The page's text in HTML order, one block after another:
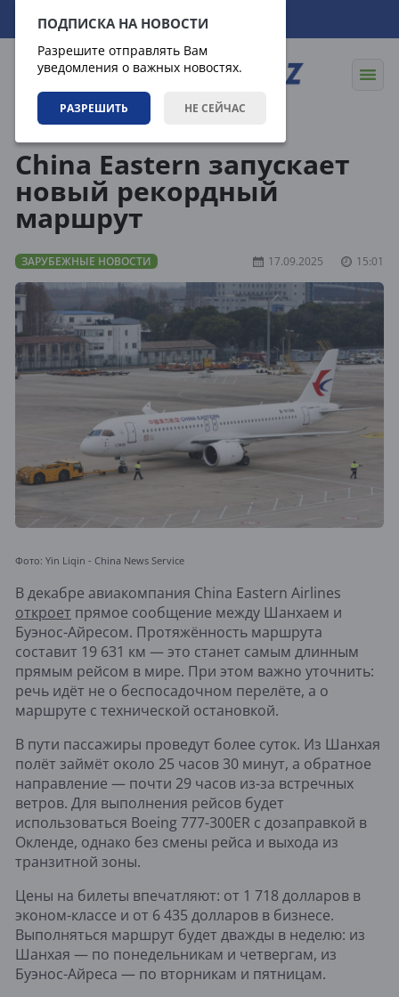
ПОДПИСКА НА НОВОСТИ
Разрешите отправлять Вам
уведомления о важных новостях.
РАЗРЕШИТЬ НЕ СЕЙЧАС
09.08.2026 08:42:05
China Eastern запускает
новый рекордный
маршрут
ЗАРУБЕЖНЫЕ НОВОСТИ 17.09.2025 15:01
Фото: Yin Liqin - China News Service
В декабре авиакомпания China Eastern Airlines
откроет прямое сообщение между Шанхаем и
Буэнос-Айресом. Протяжённость маршрута
составит 19 631 км — это станет самым длинным
прямым рейсом в мире. При этом важно уточнить:
речь идёт не о беспосадочном перелёте, а о
маршруте с технической остановкой.
В пути пассажиры проведут более суток. Из Шанхая
полёт займёт около 25 часов 30 минут, а обратное
направление — почти 29 часов из-за встречных
ветров. Для выполнения рейсов будет
использоваться Boeing 777-300ER с дозаправкой в
Окленде, однако без смены рейса и выхода из
транзитной зоны.
Цены на билеты впечатляют: от 1 718 долларов в
эконом-классе и от 6 435 долларов в бизнесе.
Выполняться маршрут будет дважды в неделю: из
Шанхая — по понедельникам и четвергам, из
Буэнос-Айреса — по вторникам и пятницам.